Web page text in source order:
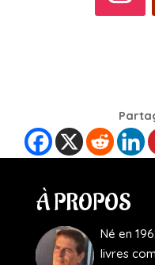
À PROPOS
Né en
livres